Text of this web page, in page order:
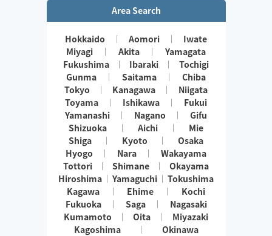
Area Search
Hokkaido Aomori
Iwate
Miyagi
Akita
Yamagata
Fukushima
Ibaraki
Tochigi
Gunma
Saitama
Chiba
Tokyo
Kanagawa
Niigata
Toyama
Ishikawa
Fukui
Yamanashi
Nagano
Gifu
Shizuoka
Aichi
Mie
Shiga
Kyoto
Osaka
Hyogo
Nara
Wakayama
Tottori
Shimane
Okayama
Hiroshima
Yamaguchi
Tokushima
Kagawa
Ehime
Kochi
Fukuoka
Saga
Nagasaki
Kumamoto
Oita
Miyazaki
Kagoshima
Okinawa